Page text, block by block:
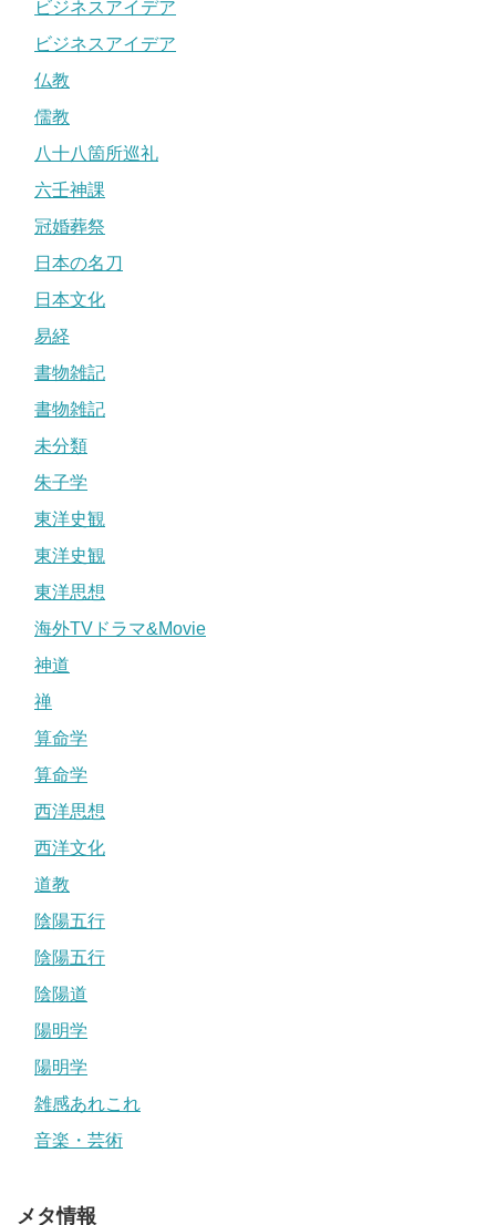
ビジネスアイデア
ビジネスアイデア
仏教
儒教
八十八箇所巡礼
六壬神課
冠婚葬祭
日本の名刀
日本文化
易経
書物雑記
書物雑記
未分類
朱子学
東洋史観
東洋史観
東洋思想
海外TVドラマ&Movie
神道
禅
算命学
算命学
西洋思想
西洋文化
道教
陰陽五行
陰陽五行
陰陽道
陽明学
陽明学
雑感あれこれ
音楽・芸術
メタ情報